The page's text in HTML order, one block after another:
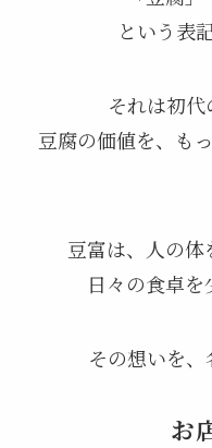
という表
それは初代
豆腐の価値を、も
豆富は、人の体
日々の食卓を
その想いを、
お